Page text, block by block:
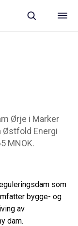
Ørje i Marker
Østfold Energi
MNOK.
som
bygge- og
av
dam.